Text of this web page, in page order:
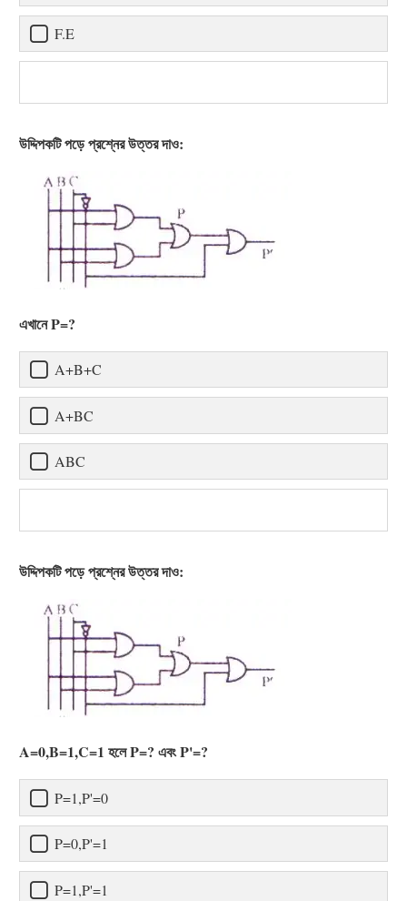
F.E
উদ্দিপকটি পড়ে প্রশ্নের উত্তর দাও:
এখানে P=?
A+B+C
A+BC
ABC
উদ্দিপকটি পড়ে প্রশ্নের উত্তর দাও:
A=0,B=1,C=1 হলে P=? এবং P'=?
P=1,P'=0
P=0,P'=1
P=1,P'=1